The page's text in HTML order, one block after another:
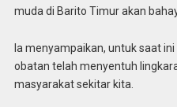
muda di Barito Timur akan
Ia menyampaikan, untuk saat
obatan telah menyentuh
masyarakat sekitar kita.